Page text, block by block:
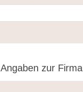
Angaben zur Firma